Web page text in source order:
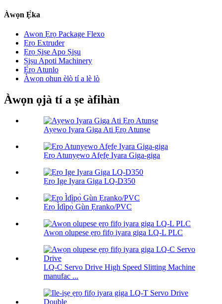
Àwọn Ẹ̀ka
Awọn Ẹrọ Package Flexo
Ẹrọ Extruder
Ẹrọ Ṣiṣe Apo Ṣiṣu
Ṣiṣu Apoti Machinery
Ẹ̀rọ Atunlo
Àwọn ohun èlò tí a lè lò
Àwọn ọjà tí a ṣe àfihàn
Ayẹwo Iyara Giga Ati Ẹrọ Atunṣe
Ẹrọ Atunyẹwo Afẹfẹ Iyara Giga-giga
Ẹrọ Ige Iyara Giga LQ-D350
Ẹrọ Ìdìpọ̀ Gùn Ẹranko/PVC
Awọn olupese ẹrọ fifọ iyara giga LQ-L PLC
LQ-C Servo Drive High Speed ​​Slitting Machine
manufac ...